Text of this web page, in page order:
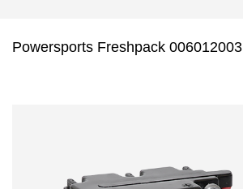
Powersports Freshpack 006012003